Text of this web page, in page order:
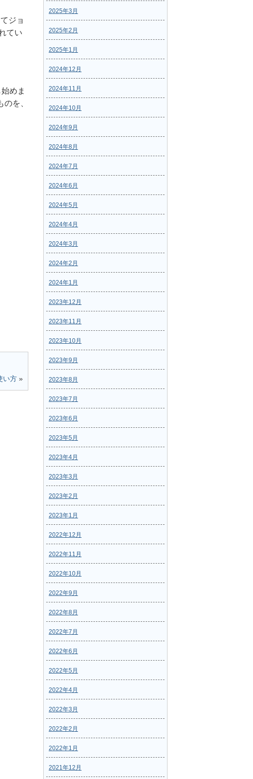
ジョ
てい
めま
を、
い方 »
2025年3月
2025年2月
2025年1月
2024年12月
2024年11月
2024年10月
2024年9月
2024年8月
2024年7月
2024年6月
2024年5月
2024年4月
2024年3月
2024年2月
2024年1月
2023年12月
2023年11月
2023年10月
2023年9月
2023年8月
2023年7月
2023年6月
2023年5月
2023年4月
2023年3月
2023年2月
2023年1月
2022年12月
2022年11月
2022年10月
2022年9月
2022年8月
2022年7月
2022年6月
2022年5月
2022年4月
2022年3月
2022年2月
2022年1月
2021年12月